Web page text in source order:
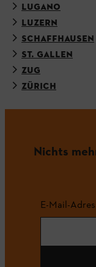
LUGANO
LUZERN
SCHAFFHAUSEN
ST. GALLEN
ZUG
ZÜRICH
Nichts
E-Mail-